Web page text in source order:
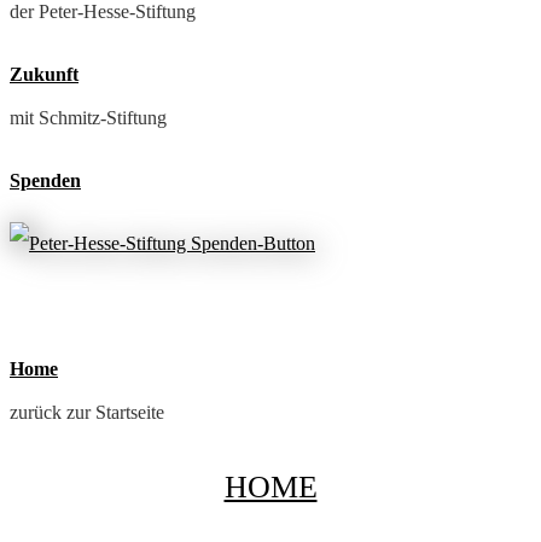
der Peter-Hesse-Stiftung
Zukunft
mit Schmitz-Stiftung
Spenden
Home
zurück zur Startseite
HOME